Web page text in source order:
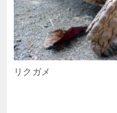
リクガメ